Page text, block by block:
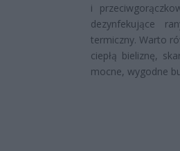
i
dezynfekujące
termiczny. Warto
ciepłą bieliznę,
mocne, wygodne